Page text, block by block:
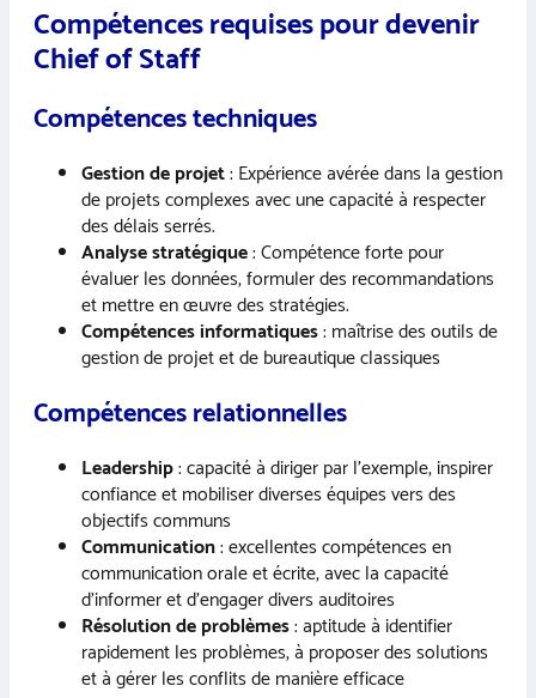
Compétences requises pour devenir
Chief of Staff
Compétences techniques
Gestion de projet: Expérience avérée dans la gestion
de projets complexes avec une capacité à respecter
des délais serrés.
Analyse stratégique: Compétence forte pour
évaluer les données, formuler des recommandations
et mettre en œuvre des stratégies.
Compétences informatiques: maîtrise des outils de
gestion de projet et de bureautique classiques
Compétences relationnelles
Leadership: capacité à diriger par l’exemple, inspirer
confiance et mobiliser diverses équipes vers des
objectifs communs
Communication: excellentes compétences en
communication orale et écrite, avec la capacité
d’informer et d’engager divers auditoires
Résolution de problèmes: aptitude à identifier
rapidement les problèmes, à proposer des solutions
et à gérer les conflits de manière efficace